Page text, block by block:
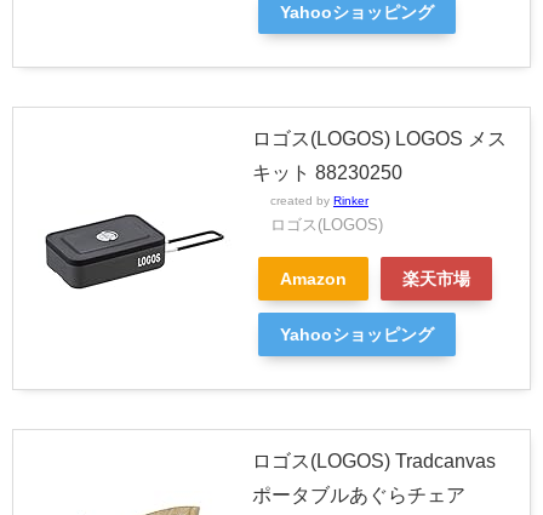
Yahooショッピング
ロゴス(LOGOS) LOGOS メス
キット 88230250
created by Rinker
ロゴス(LOGOS)
Amazon 楽天市場
Yahooショッピング
ロゴス(LOGOS) Tradcanvas
ポータブルあぐらチェア